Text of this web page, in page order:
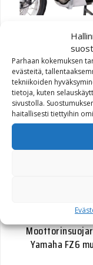
Parhaan kokemuksen
evästeitä,
tekniikoiden
tietoja, kuten
sivustolla.
haitallisesti tiettyihin
SW-Motech
R1150GS
260,00€
SW-Motech
Yamaha FZ6